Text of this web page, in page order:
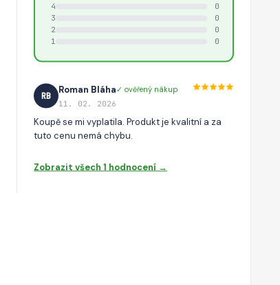
4
0
3
0
2
0
1
0
RB
Roman Bláha✓ ověřený nákup
11. 02. 2026
Koupě se mi vyplatila. Produkt je kvalitní a za
tuto cenu nemá chybu.
Zobrazit všech 1 hodnocení →